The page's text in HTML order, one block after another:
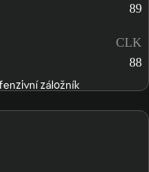
89
CLK
88
záložník